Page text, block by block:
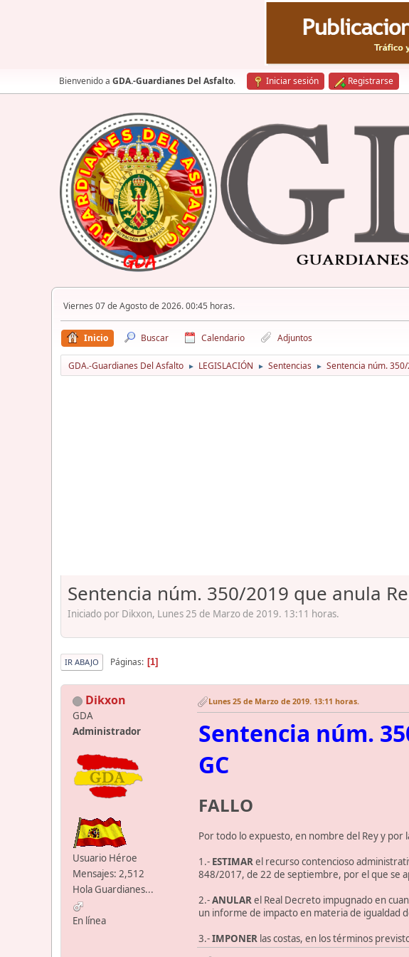
Bienvenido a GDA.-Guardianes Del Asfalto. Iniciar sesión Registrarse
Viernes 07 de Agosto de 2026. 00:45 horas.
Inicio Buscar Calendario Adjuntos
GDA.-Guardianes Del Asfalto ► LEGISLACIÓN ► Sentencias ► Sentencia núm.
Sentencia núm. 350/2019 que anula
Iniciado por Dikxon, Lunes 25 de Marzo de 2019. 13:11 horas.
IR ABAJO Páginas 1
Dikxon
GDA
Administrador
Usuario Héroe
Mensajes: 2,512
Hola Guardianes...
En línea
Lunes 25 de Marzo de 2019. 13:11 horas.
Sentencia núm.
GC
FALLO
Por todo lo expuesto, en nombre del Rey y por
1.- ESTIMAR el recurso contencioso
848/2017, de 22 de septiembre, por el que se
2.-ANULAR el Real Decreto impugnado en
un informe de impacto en materia de igualdad
3.-IMPONER las costas, en los términos